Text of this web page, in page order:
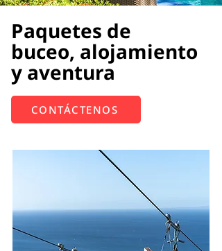
Paquetes de
buceo, alojamiento
y aventura
CONTÁCTENOS